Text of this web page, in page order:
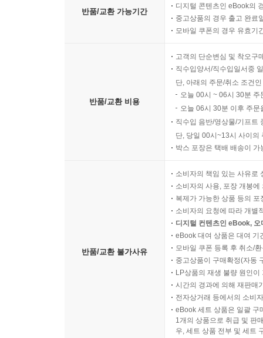
성경 보듯 가끔 참고만 했다. 유진 피터슨의 「
믿겠으면 지금 당장 로마서 12장 1-2절을 찾아 읽
번역(飜譯)은 반역(反逆)이다. 게다가 중역(重
일상어로 읽어 내려는 발칙한 음모의 소산이다
과감하게 이 작전을 배후에서 조종한 출판사의
벌써부터 걱정이다. 이런 예사롭지 않은 설레임,
_ 양희송 | 청어람 아카데미 대표기획자
(narrative)을 멋지게 되살려 낸, 이 시대를 사는
년간의 목회 사역과 그의 문학적 소양이 빚어 낸
통역자이기 때문이다. 하나님이 말씀하시고, 피
동네 목사님이 준비해 주신 말씀이 우리 안에서
_ 고(故) 안수현 | 「그 청년 바보의사」 저자
제가 이스라엘에서 10년간 사역하면서 누린 최
익사이팅하게 읽을 수 있게 되었다는 점입니다.
성경을 더욱 친근하고 입체적으로 이해하도록 돕
_ 류모세 | 「열린다 성경」 저자
반품/교환 가능기간
디지털 콘텐츠인 eBook의
중고상품의 경우 출고 완료
모바일 쿠폰의 경우 유효기
반품/교환 비용
고객의 단순변심 및 착오구
직수입양서/직수입일서중
단, 아래의 주문/취소 조건
오늘 00시 ~ 06시 30분
오늘 06시 30분 이후 주
직수입 음반/영상물/기프트
단, 당일 00시~13시 사이의
박스 포장은 택배 배송이
반품/교환 불가사유
소비자의 책임 있는 사유로
소비자의 사용, 포장 개봉
복제가 가능한 상품 등의
소비자의 요청에 따라 개별
디지털 컨텐츠인 eBook,
eBook 대여 상품은 대여 기
모바일 쿠폰 등록 후 취소/
중고상품이 구매확정(자동
LP상품의 재생 불량 원인
시간의 경과에 의해 재판매
전자상거래 등에서의 소비
eBook 세트 상품은 일괄 구
1개의 상품으로 취급 및 판
우, 세트 상품 전부 및 세트